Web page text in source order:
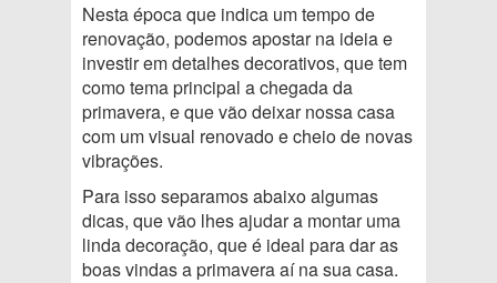
Nesta época que indica um tempo de
renovação, podemos apostar na ideia e
investir em detalhes decorativos, que tem
como tema principal a chegada da
primavera, e que vão deixar nossa casa
com um visual renovado e cheio de novas
vibrações.
Para isso separamos abaixo algumas
dicas, que vão lhes ajudar a montar uma
linda decoração, que é ideal para dar as
boas vindas a primavera aí na sua casa.